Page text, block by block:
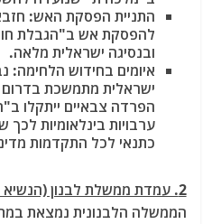
התניית הפסקת האש:
להפסקת אש ב"הגבלת
ובנסיגה ישראלית מלאה.
איומים בחידוש הלחימה:
ישראלית מתמשכת בדרום
הפרדה צבאיים ייתקלו
ערבויות בינלאומיות
כתנאי לכל התקדמות
2. עמדת ממשלת לבנון (הנשיא ג'וזף עון)
הממשלה הלבנונית נמצאת